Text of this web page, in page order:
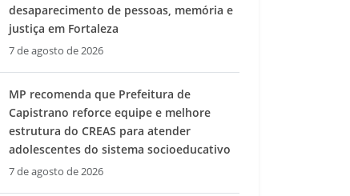
desaparecimento de pessoas, memória e
justiça em Fortaleza
7 de agosto de 2026
MP recomenda que Prefeitura de
Capistrano reforce equipe e melhore
estrutura do CREAS para atender
adolescentes do sistema socioeducativo
7 de agosto de 2026